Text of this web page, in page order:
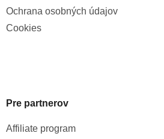
Ochrana osobných údajov
Cookies
Pre partnerov
Affiliate program